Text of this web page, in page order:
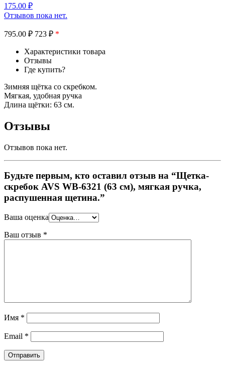
175.00 ₽
Отзывов пока нет.
795.00 ₽ 723 ₽ *
Характеристики товара
Отзывы
Где купить?
Зимняя щётка со скребком.
Мягкая, удобная ручка
Длина щётки: 63 см.
Отзывы
Отзывов пока нет.
Будьте первым, кто оставил отзыв на “Щетка-
скребок AVS WB-6321 (63 cм), мягкая ручка,
распушенная щетина.”
Ваша оценка
Ваш отзыв *
Имя *
Email *